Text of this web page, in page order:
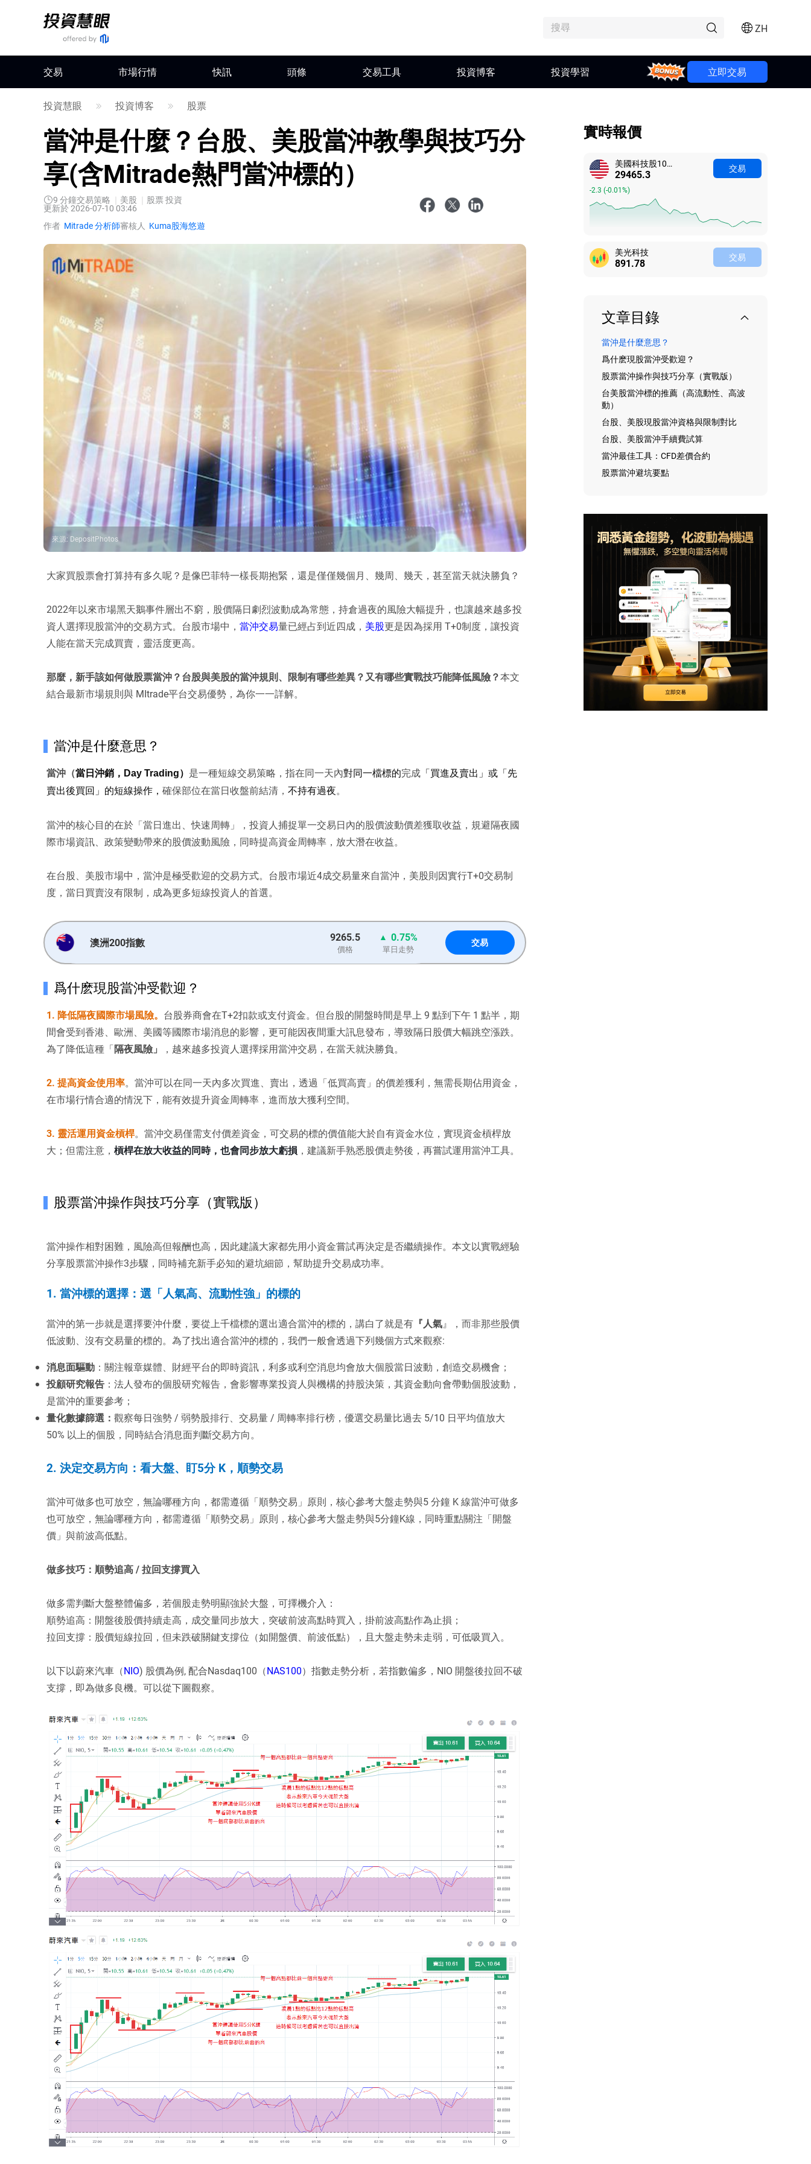
ZH
交易 市場行情 快訊 頭條 交易工具 投資博客 投資學習 Bonus 立即交易
投資慧眼 投資博客 股票
當沖是什麼？台股、美股當沖教學與技巧分
享(含Mitrade熱門當沖標的）
9 分鐘交易策略 美股 股票 投資
更新於 2026-07-10 03:46
作者 Mitrade 分析師審核人 Kuma股海悠遊
來源: DepositPhotos
大家買股票會打算持有多久呢？是像巴菲特一樣長期抱緊，還是僅僅幾個月、幾周、幾天，甚至當天就決勝負？
2022年以來市場黑天鵝事件層出不窮，股價隔日劇烈波動成為常態，持倉過夜的風險大幅提升，也讓越來越多投
資人選擇現股當沖的交易方式。台股市場中， 當沖交易量已經占到近四成， 美股更是因為採用 T+0制度，讓投資
人能在當天完成買賣，靈活度更高。
那麼，新手該如何做股票當沖？台股與美股的當沖規則、限制有哪些差異？又有哪些實戰技巧能降低風險？本文
結合最新市場規則與 MItrade平台交易優勢，為你一一詳解。
當沖是什麼意思？
當沖（當日沖銷 ，Day Trading） 是一種短線交易策略，指在同一天內對同一檔標的完成 「買進及賣出」或「先
賣出後買回」 的短線操作， 確保部位在當日收盤前結清， 不持有過夜。
當沖的核心目的在於「當日進出、快速周轉」，投資人捕捉單一交易日內的股價波動價差獲取收益，規避隔夜國
際市場資訊、政策變動帶來的股價波動風險，同時提高資金周轉率，放大潛在收益。
在台股、美股市場中，當沖是極受歡迎的交易方式。台股市場近4成交易量來自當沖，美股則因實行T+0交易制
度，當日買賣沒有限制，成為更多短線投資人的首選。
澳洲200指數 9265.5
價格
0.75%
單日走勢
交易
爲什麽現股當沖受歡迎？
1. 降低隔夜國際市場風險。 台股券商會在T+2扣款或支付資金。但台股的開盤時間是早上 9 點到下午 1 點半，期
間會受到香港、歐洲、美國等國際市場消息的影響，更可能因夜間重大訊息發布，導致隔日股價大幅跳空漲跌。
為了降低這種「隔夜風險」 ，越來越多投資人選擇採用當沖交易，在當天就決勝負。
2. 提高資金使用率。當沖可以在同一天內多次買進、賣出，透過「低買高賣」的價差獲利，無需長期佔用資金，
在市場行情合適的情況下，能有效提升資金周轉率，進而放大獲利空間。
3. 靈活運用資金槓桿。當沖交易僅需支付價差資金，可交易的標的價值能大於自有資金水位，實現資金槓桿放
大；但需注意， 槓桿在放大收益的同時，也會同步放大虧損 ，建議新手熟悉股價走勢後，再嘗試運用當沖工具。
股票當沖操作與技巧分享（實戰版）
當沖操作相對困難，風險高但報酬也高，因此建議大家都先用小資金嘗試再決定是否繼續操作。本文以實戰經驗
分享股票當沖操作3步驟，同時補充新手必知的避坑細節，幫助提升交易成功率。
1. 當沖標的選擇：選「人氣高、流動性強」的標的
當沖的第一步就是選擇要沖什麼，要從上千檔標的選出適合當沖的標的，講白了就是有 『人氣』，而非那些股價
低波動、沒有交易量的標的。為了找出適合當沖的標的，我們一般會透過下列幾個方式來觀察:
消息面驅動 ：關注報章媒體、財經平台的即時資訊，利多或利空消息均會放大個股當日波動，創造交易機會；
投顧研究報告 ：法人發布的個股研究報告，會影響專業投資人與機構的持股決策，其資金動向會帶動個股波動，
是當沖的重要參考；
量化數據篩選： 觀察每日強勢 / 弱勢股排行、交易量 / 周轉率排行榜，優選交易量比過去 5/10 日平均值放大
50% 以上的個股，同時結合消息面判斷交易方向。
2. 決定交易方向：看大盤、盯5分 K，順勢交易
當沖可做多也可放空，無論哪種方向，都需遵循「順勢交易」原則，核心參考大盤走勢與5 分鐘 K 線當沖可做多
也可放空，無論哪種方向，都需遵循「順勢交易」原則，核心參考大盤走勢與5分鐘K線，同時重點關注「開盤
價」與前波高低點。
做多技巧：順勢追高 / 拉回支撐買入
做多需判斷大盤整體偏多，若個股走勢明顯強於大盤，可擇機介入：
順勢追高：開盤後股價持續走高，成交量同步放大，突破前波高點時買入，掛前波高點作為止損；
拉回支撐：股價短線拉回，但未跌破關鍵支撐位（如開盤價、前波低點），且大盤走勢未走弱，可低吸買入。
以下以蔚來汽車（NIO) 股價為例, 配合Nasdaq100（NAS100）指數走勢分析，若指數偏多，NIO 開盤後拉回不破
支撐，即為做多良機。可以從下圖觀察。
實時報價
美國科技股100指數
29465.3
-2.3 (-0.01%)
交易
美光科技
891.78 交易
文章目錄
當沖是什麼意思？
爲什麽現股當沖受歡迎？
股票當沖操作與技巧分享（實戰版）
台美股當沖標的推薦（高流動性、高波
動）
台股、美股現股當沖資格與限制對比
台股、美股當沖手續費試算
當沖最佳工具：CFD差價合約
股票當沖避坑要點